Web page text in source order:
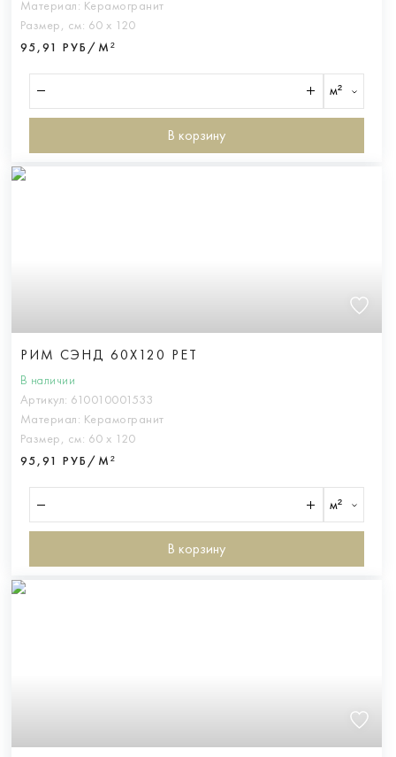
Материал: Керамогранит
Размер, см: 60 х 120
95,91 РУБ/М²
м²
В корзину
РИМ СЭНД 60X120 РЕТ
В наличии
Артикул: 610010001533
Материал: Керамогранит
Размер, см: 60 х 120
95,91 РУБ/М²
м²
В корзину